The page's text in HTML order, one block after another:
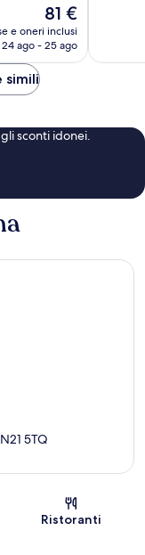
Il
prezzo
attuale
81 €
e oneri inclusi
24 ago - 25 ago
simili
sconti idonei.
5TQ
Ristoranti